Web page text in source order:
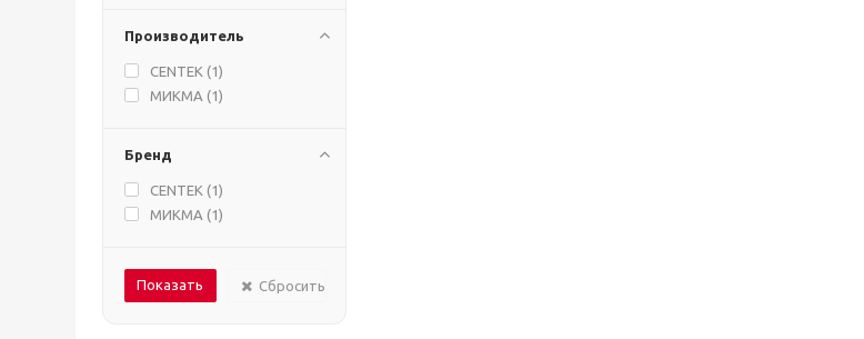
Производитель
CENTEK (1)
МИКМА (1)
Бренд
CENTEK (1)
МИКМА (1)
Сбросить